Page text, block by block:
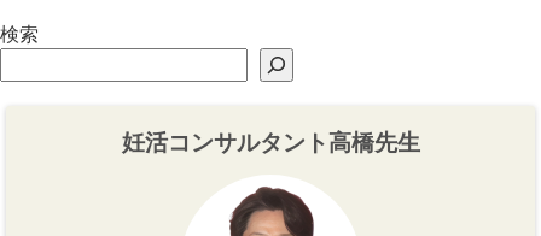
検索
妊活コンサルタント高橋先生